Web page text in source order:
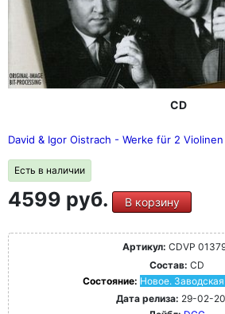
CD
David & Igor Oistrach - Werke für 2 Violinen
Есть в наличии
4599 руб. В корзину
Артикул: CDVP
Состав: CD
Состояние: Новое.
Дата релиза: 29-02-